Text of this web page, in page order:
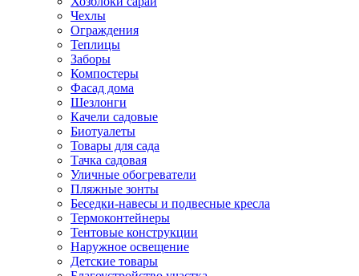
Чехлы
Ограждения
Теплицы
Заборы
Компостеры
Фасад дома
Шезлонги
Качели садовые
Биотуалеты
Товары для сада
Тачка садовая
Уличные обогреватели
Пляжные зонты
Беседки-навесы и подвесные кресла
Термоконтейнеры
Тентовые конструкции
Наружное освещение
Детские товары